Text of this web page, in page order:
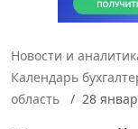
Новости и
Календарь
область
28